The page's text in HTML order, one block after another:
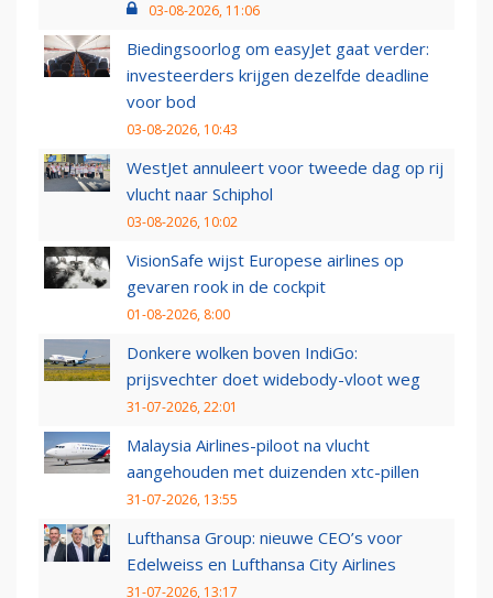
03-08-2026, 11:06
Biedingsoorlog om easyJet gaat verder:
investeerders krijgen dezelfde deadline
voor bod
03-08-2026, 10:43
WestJet annuleert voor tweede dag op rij
vlucht naar Schiphol
03-08-2026, 10:02
VisionSafe wijst Europese airlines op
gevaren rook in de cockpit
01-08-2026, 8:00
Donkere wolken boven IndiGo:
prijsvechter doet widebody-vloot weg
31-07-2026, 22:01
Malaysia Airlines-piloot na vlucht
aangehouden met duizenden xtc-pillen
31-07-2026, 13:55
Lufthansa Group: nieuwe CEO’s voor
Edelweiss en Lufthansa City Airlines
31-07-2026, 13:17